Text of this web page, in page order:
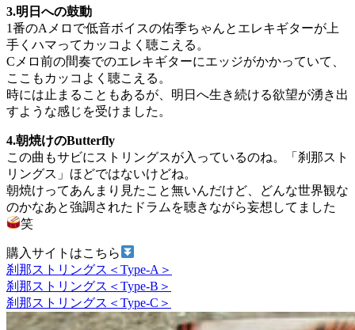
3.明日への鼓動
1番のAメロで低音ボイスの佑季ちゃんとエレキギターが上
手くハマってカッコよく聴こえる。
Cメロ前の間奏でのエレキギターにエッジがかかっていて、
ここもカッコよく聴こえる。
時には止まることもあるが、明日へ生き続ける欲望が湧き出
すような感じを受けました。
4.朝焼けのButterfly
この曲もサビにストリングスが入っているのね。「刹那スト
リングス」ほどではないけどね。
朝焼けってあんまり見たこと無いんだけど、どんな世界観な
のかなあと強調されたドラムを聴きながら妄想してました
笑
購入サイトはこちら
刹那ストリングス＜Type-A＞
刹那ストリングス＜Type-B＞
刹那ストリングス＜Type-C＞